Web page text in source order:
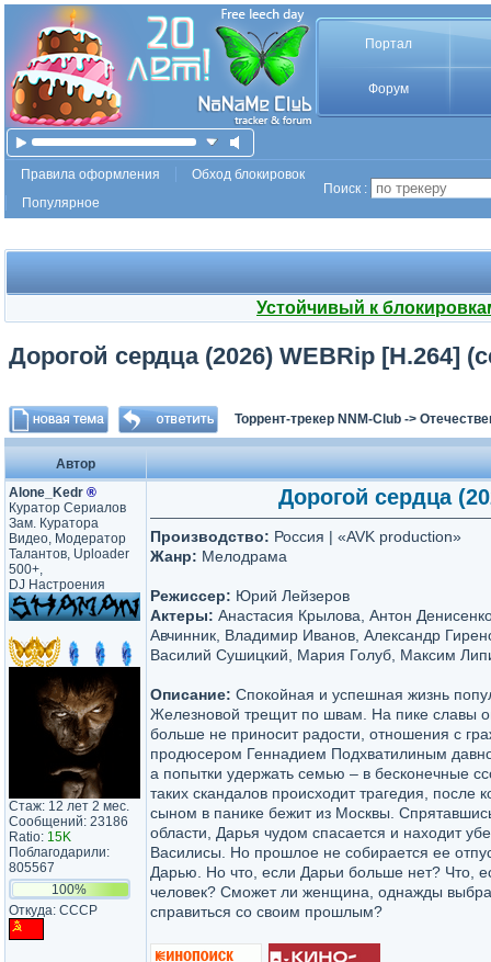
Портал
Форум
Правила оформления
Обход блокировок
Популярное
Поиск :
Устойчивый к
Дорогой сердца (2026) WEBRip [H.264]
Торрент-трекер NNM-Club ->
Автор
Alone_Kedr ®
Куратор Сериалов
Зам. Куратора
Видео, Модератор
Талантов, Uploader
500+,
DJ Настроения
Стаж: 12 лет 2 мес.
Сообщений: 23186
Ratio: 15K
Поблагодарили:
805567
100%
Откуда: CCCP
Дорогой сердца
Производство: Россия | «AVK production»
Жанр: Мелодрама
Режиссер: Юрий Лейзеров
Актеры: Анастасия Крылова, Антон
Авчинник, Владимир Иванов, Александр
Василий Сушицкий, Мария Голуб, Максим
Описание: Спокойная и успешная жизнь
Железновой трещит по швам. На пике славы
больше не приносит радости, отношения с
продюсером Геннадием Подхватилиным
а попытки удержать семью – в бесконечные
таких скандалов происходит трагедия, после
сыном в панике бежит из Москвы.
области, Дарья чудом спасается и находит
Василисы. Но прошлое не собирается ее
Дарью. Но что, если Дарьи больше нет? Что,
человек? Сможет ли женщина, однажды
справиться со своим прошлым?